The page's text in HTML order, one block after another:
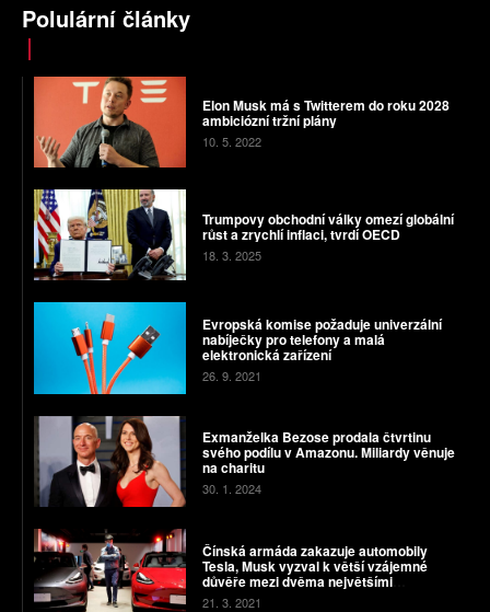
Polulární články
Elon Musk má s Twitterem do roku 2028
ambiciózní tržní plány
10. 5. 2022
Trumpovy obchodní války omezí globální
růst a zrychlí inflaci, tvrdí OECD
18. 3. 2025
Evropská komise požaduje univerzální
nabíječky pro telefony a malá
elektronická zařízení
26. 9. 2021
Exmanželka Bezose prodala čtvrtinu
svého podílu v Amazonu. Miliardy věnuje
na charitu
30. 1. 2024
Čínská armáda zakazuje automobily
Tesla, Musk vyzval k větší vzájemné
důvěře mezi dvěma největšími
ekonomikami světa
21. 3. 2021